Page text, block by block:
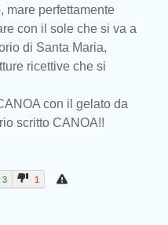
mare perfettamente
con il sole che si va a
di Santa Maria,
ricettive che si
con il gelato da
scritto CANOA!!
3 1